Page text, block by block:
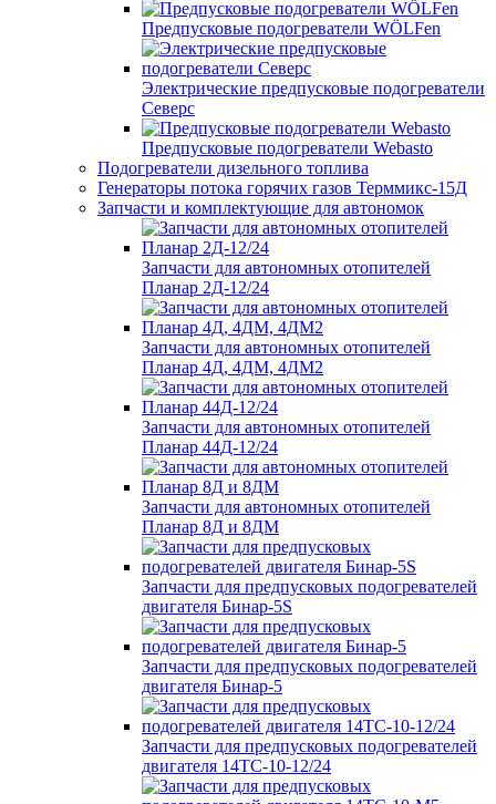
Предпусковые подогреватели WÖLFen
Электрические предпусковые подогреватели
Северс
Предпусковые подогреватели Webasto
Подогреватели дизельного топлива
Генераторы потока горячих газов Терммикс-15Д
Запчасти и комплектующие для автономок
Запчасти для автономных отопителей
Планар 2Д-12/24
Запчасти для автономных отопителей
Планар 4Д, 4ДМ, 4ДМ2
Запчасти для автономных отопителей
Планар 44Д-12/24
Запчасти для автономных отопителей
Планар 8Д и 8ДМ
Запчасти для предпусковых подогревателей
двигателя Бинар-5S
Запчасти для предпусковых подогревателей
двигателя Бинар-5
Запчасти для предпусковых подогревателей
двигателя 14ТС-10-12/24